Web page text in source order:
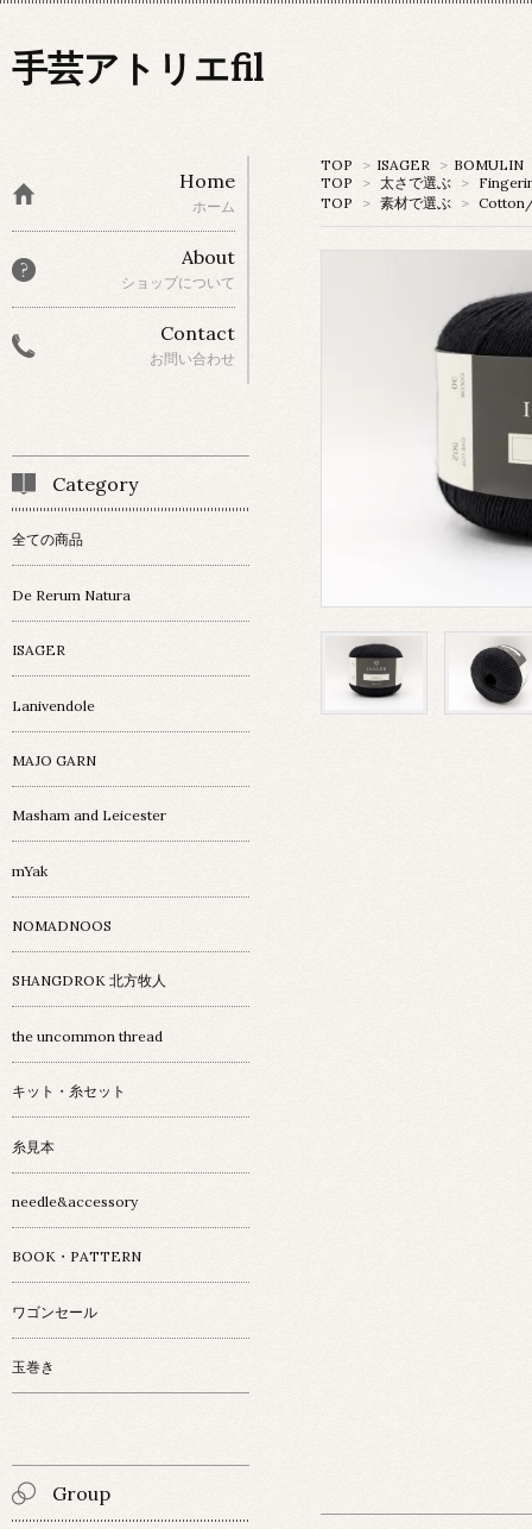
手芸アトリエfil
TOP > ISAGER > BOMULIN
TOP
> 太さで選ぶ >
TOP
> 素材で選ぶ >
Home
ホーム
About
ショップについて
Contact
お問い合わせ
Category
全ての商品
De Rerum Natura
ISAGER
Lanivendole
MAJO GARN
Masham and Leicester
mYak
NOMADNOOS
SHANGDROK 北方牧人
the uncommon thread
キット・糸セット
糸見本
needle&accessory
BOOK・PATTERN
ワゴンセール
玉巻き
Group